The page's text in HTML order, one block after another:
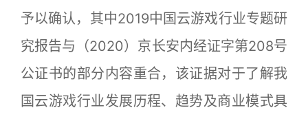
予以确认，其中2019中国云游戏行业专题研
究报告与（2020）京长安内经证字第208号
公证书的部分内容重合，该证据对于了解我
国云游戏行业发展历程、趋势及商业模式具